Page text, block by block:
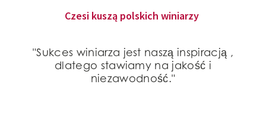
Czesi kuszą polskich winiarzy
"Sukces winiarza jest naszą inspiracją ,
dlatego stawiamy na jakość i
niezawodność."